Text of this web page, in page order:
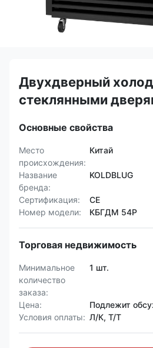
Двухдверный
стеклянными
Основные свойства
Место
происхождения:
Китай
Название
бренда:
KOLDBLUG
Сертификация:
CE
Номер модели:
КБГДМ 54Р
Торговая недвижимость
Минимальное
количество
заказа:
1 шт.
Цена:
Подлежит
Условия оплаты: Л/К, Т/Т